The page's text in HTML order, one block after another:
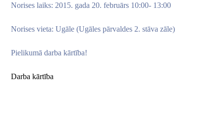
Norises laiks: 2015. gada 20. februārs 10:00- 13:00
Norises vieta: Ugāle (Ugāles pārvaldes 2. stāva zāle)
Pielikumā darba kārtība!
Darba kārtība